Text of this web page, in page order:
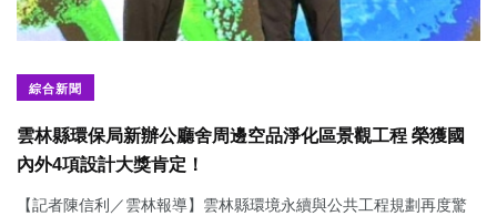
綜合新聞
雲林縣環保局新辦公廳舍周邊空品淨化區景觀工程 榮獲國
內外4項設計大獎肯定！
【記者陳信利／雲林報導】雲林縣環境永續與公共工程規劃再度驚